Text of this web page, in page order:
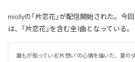
miollyの「片恋花」が配信開始された。今
は、「片恋花」を含む全1曲となっている。
誰もが知っている"片想い”の心情を描いた、夏の